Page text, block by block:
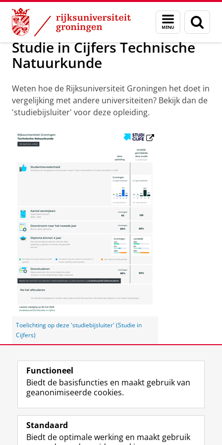
Skip
Content
Skip
Navigation
Menu
en
zoeken
Onderwijs Technische Natuurkunde
Studie in Cijfers Technische
Natuurkunde
Weten hoe de Rijksuniversiteit Groningen het doet in
vergelijking met andere universiteiten? Bekijk dan de
'studiebijsluiter' voor deze opleiding.
Toelichting op deze 'studiebijsluiter' (Studie in
Cijfers)
Laatst gewijzigd: 03 juni 2026 12:21
Volg de RUG
F
a
e
L
i
k
R
S
-
I
n
t
Y
o
T
Studiekiezers
Functioneel
Biedt de basisfuncties en maakt gebruik van
geanonimiseerde cookies.
Standaard
Biedt de optimale werking en maakt gebruik